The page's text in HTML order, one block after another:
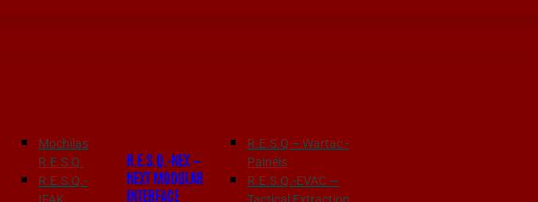
Mochilas
R.E.S.Q.
R.E.S.Q.-
IFAK
R.E.S.Q.-NEX —
NEXT MODULAR
INTERFACE
R.E.S.Q – Wartac -
Painéis
R.E.S.Q.-EVAC —
Tactical Extraction